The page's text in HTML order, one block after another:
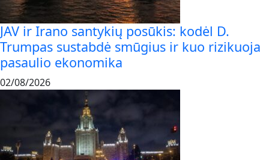
JAV ir Irano santykių posūkis: kodėl D.
Trumpas sustabdė smūgius ir kuo rizikuoja
pasaulio ekonomika
02/08/2026